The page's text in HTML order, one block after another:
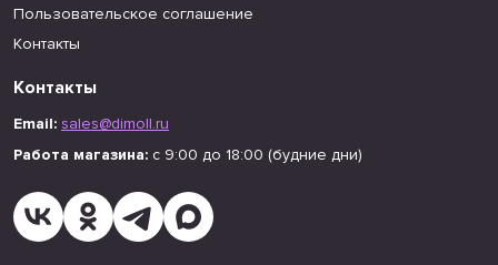
Пользовательское соглашение
Контакты
Контакты
Email: sales@dimoll.ru
Работа магазина: с 9:00 до 18:00 (будние дни)